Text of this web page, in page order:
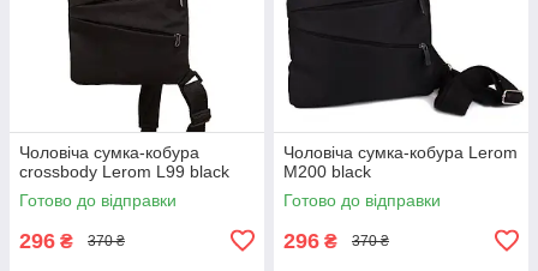
Чоловіча сумка-кобура
crossbody Lerom L99 black
Готово до відправки
296 ₴ 370 ₴
Чоловіча сумка-кобура Lerom
M200 black
Готово до відправки
296 ₴ 370 ₴